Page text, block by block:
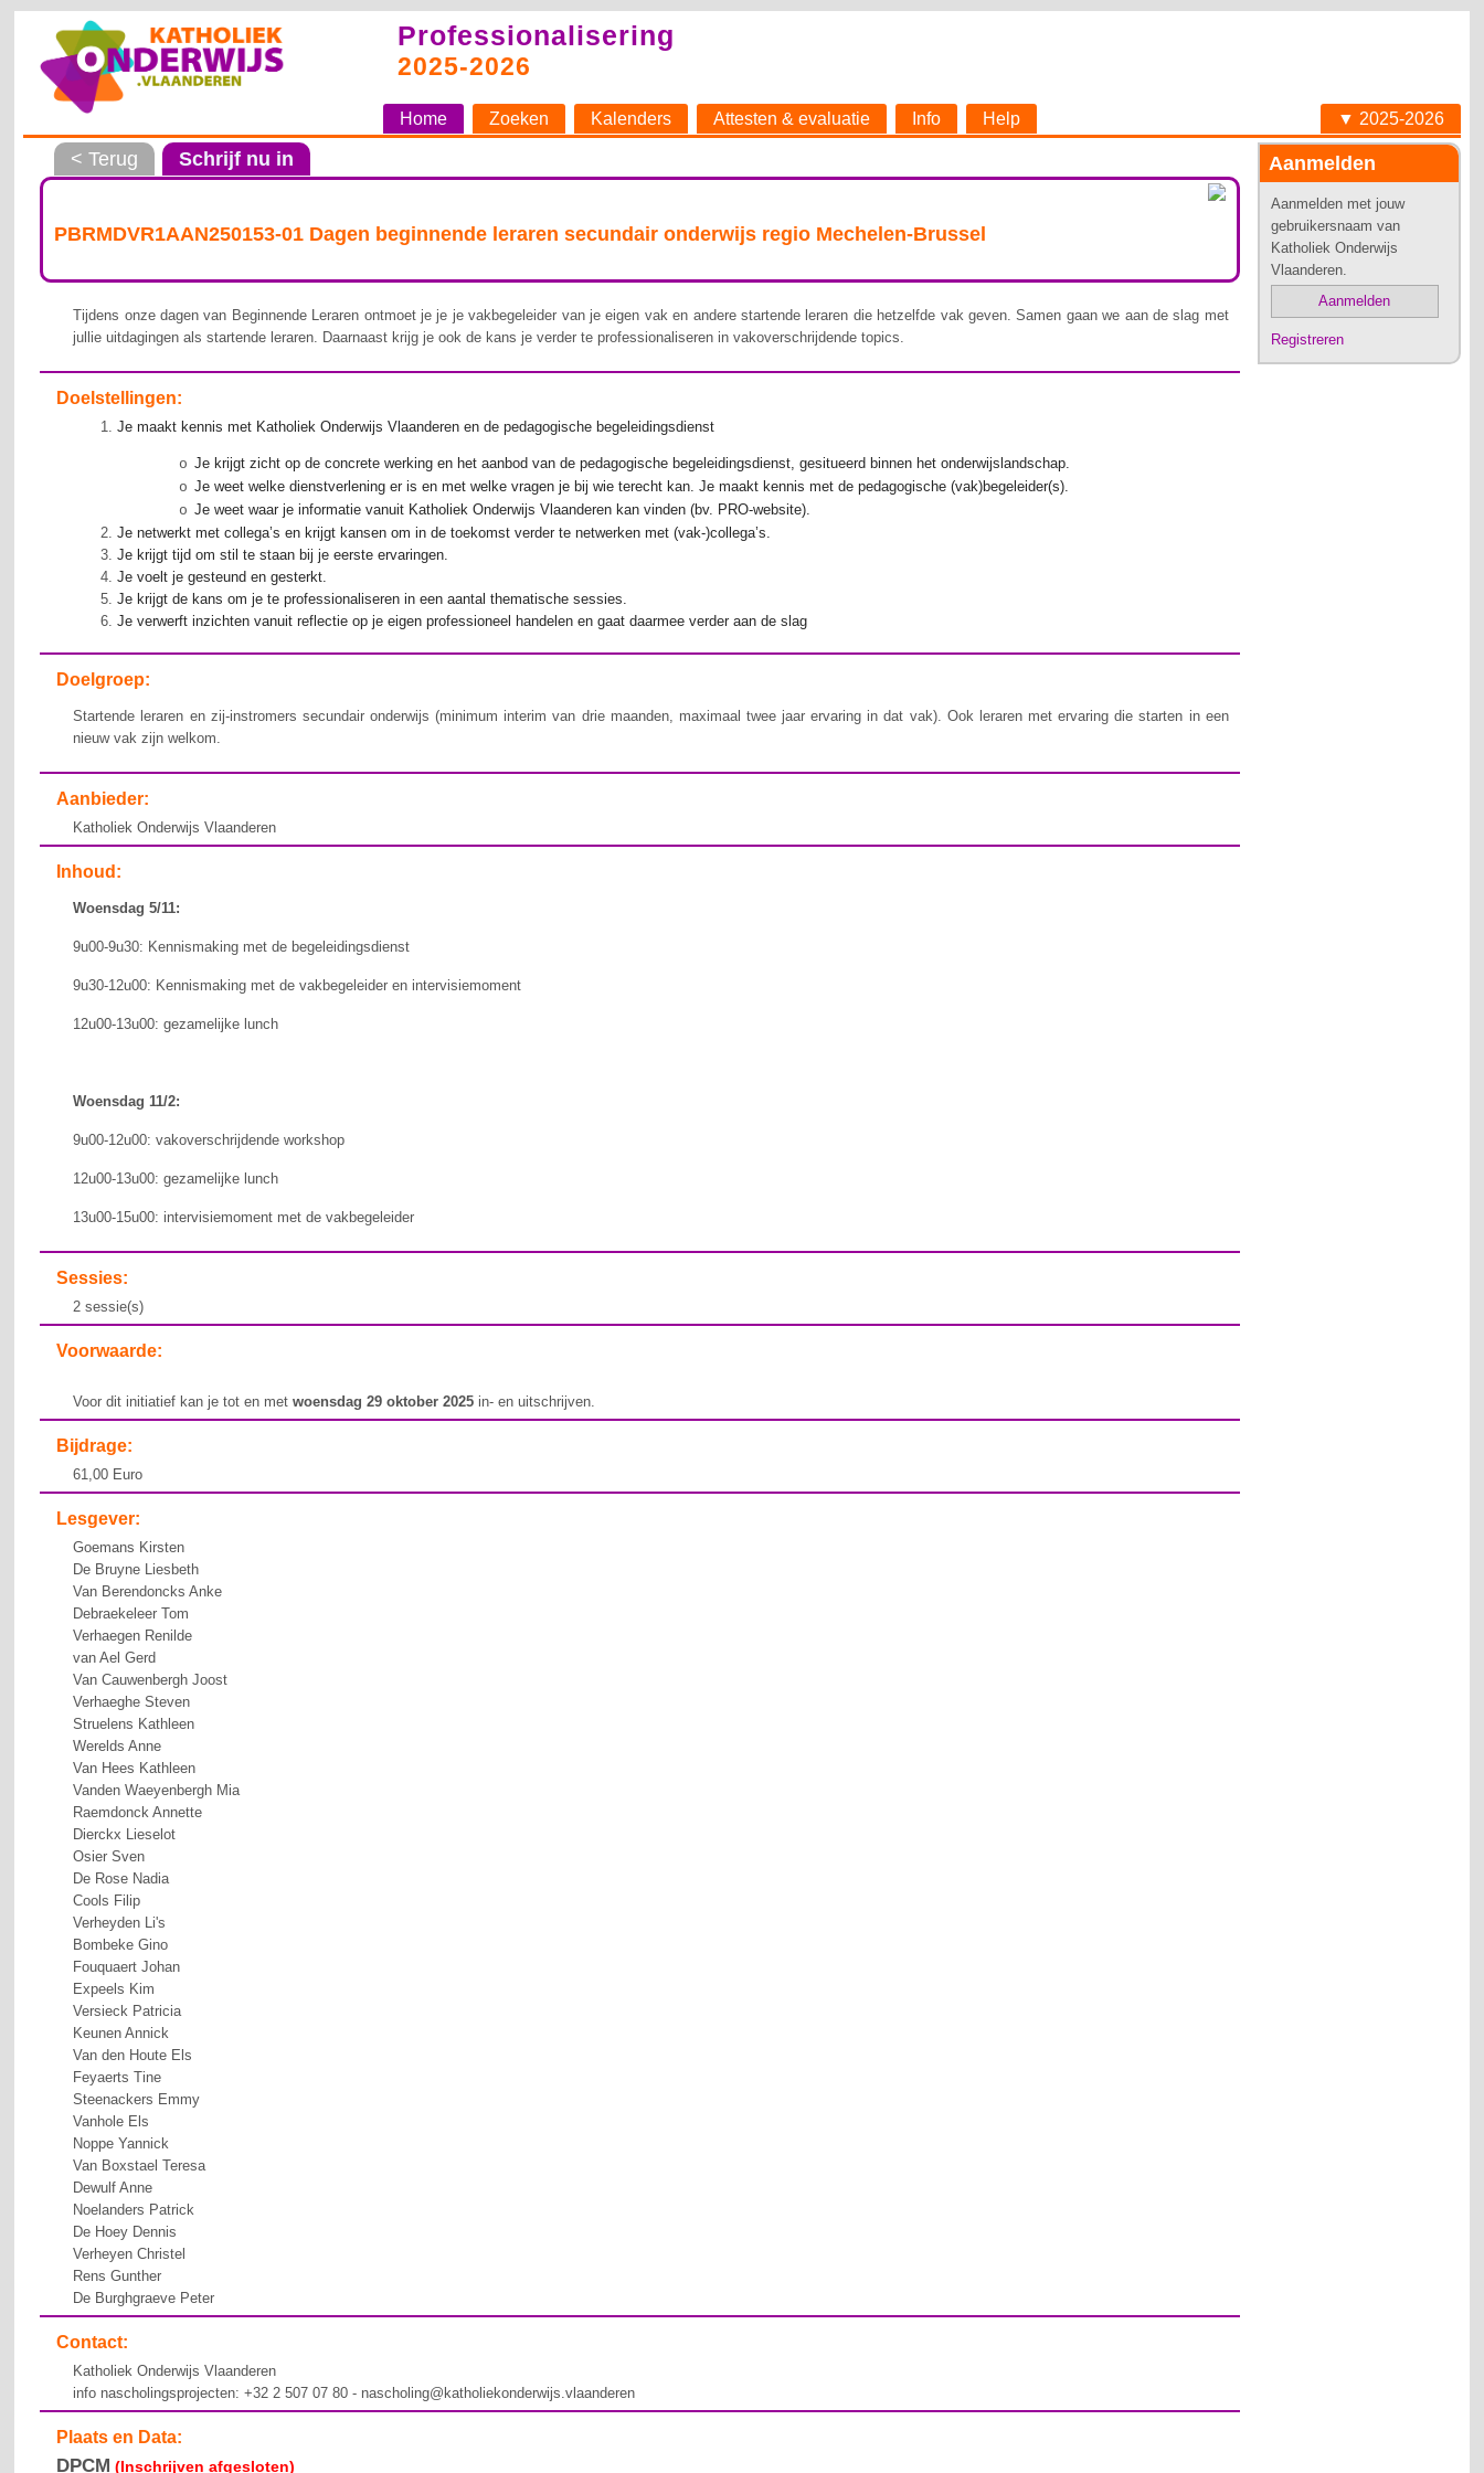
Professionalisering
2025-2026
Home Zoeken Kalenders Attesten & evaluatie Info Help ▼ 2025-2026
Aanmelden
Aanmelden met jouw
gebruikersnaam van
Katholiek Onderwijs
Vlaanderen.
Aanmelden
Registreren
< Terug Schrijf nu in
PBRMDVR1AAN250153-01 Dagen beginnende leraren secundair onderwijs regio Mechelen-Brussel
Tijdens onze dagen van Beginnende Leraren ontmoet je je je vakbegeleider van je eigen vak en andere startende leraren die hetzelfde vak geven. Samen gaan we aan de slag met
jullie uitdagingen als startende leraren. Daarnaast krijg je ook de kans je verder te professionaliseren in vakoverschrijdende topics.
Doelstellingen:
Je maakt kennis met Katholiek Onderwijs Vlaanderen en de pedagogische begeleidingsdienst
o Je krijgt zicht op de concrete werking en het aanbod van de pedagogische begeleidingsdienst, gesitueerd binnen het onderwijslandschap.
o Je weet welke dienstverlening er is en met welke vragen je bij wie terecht kan. Je maakt kennis met de pedagogische (vak)begeleider(s).
o Je weet waar je informatie vanuit Katholiek Onderwijs Vlaanderen kan vinden (bv. PRO-website).
Je netwerkt met collega’s en krijgt kansen om in de toekomst verder te netwerken met (vak-)collega’s.
Je krijgt tijd om stil te staan bij je eerste ervaringen.
Je voelt je gesteund en gesterkt.
Je krijgt de kans om je te professionaliseren in een aantal thematische sessies.
Je verwerft inzichten vanuit reflectie op je eigen professioneel handelen en gaat daarmee verder aan de slag
Doelgroep:
Startende leraren en zij-instromers secundair onderwijs (minimum interim van drie maanden, maximaal twee jaar ervaring in dat vak). Ook leraren met ervaring die starten in een
nieuw vak zijn welkom.
Aanbieder:
Katholiek Onderwijs Vlaanderen
Inhoud:
Woensdag 5/11:
9u00-9u30: Kennismaking met de begeleidingsdienst
9u30-12u00: Kennismaking met de vakbegeleider en intervisiemoment
12u00-13u00: gezamelijke lunch
Woensdag 11/2:
9u00-12u00: vakoverschrijdende workshop
12u00-13u00: gezamelijke lunch
13u00-15u00: intervisiemoment met de vakbegeleider
Sessies:
2 sessie(s)
Voorwaarde:
Voor dit initiatief kan je tot en metwoensdag 29 oktober 2025 in- en uitschrijven.
Bijdrage:
61,00 Euro
Lesgever:
Goemans Kirsten
De Bruyne Liesbeth
Van Berendoncks Anke
Debraekeleer Tom
Verhaegen Renilde
van Ael Gerd
Van Cauwenbergh Joost
Verhaeghe Steven
Struelens Kathleen
Werelds Anne
Van Hees Kathleen
Vanden Waeyenbergh Mia
Raemdonck Annette
Dierckx Lieselot
Osier Sven
De Rose Nadia
Cools Filip
Verheyden Li's
Bombeke Gino
Fouquaert Johan
Expeels Kim
Versieck Patricia
Keunen Annick
Van den Houte Els
Feyaerts Tine
Steenackers Emmy
Vanhole Els
Noppe Yannick
Van Boxstael Teresa
Dewulf Anne
Noelanders Patrick
De Hoey Dennis
Verheyen Christel
Rens Gunther
De Burghgraeve Peter
Contact:
Katholiek Onderwijs Vlaanderen
info nascholingsprojecten: +32 2 507 07 80 - nascholing@katholiekonderwijs.vlaanderen
Plaats en Data:
DPCM (Inschrijven afgesloten)